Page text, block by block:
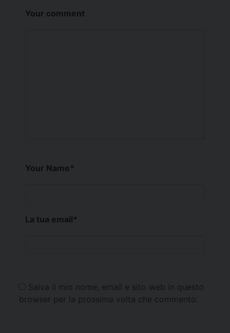
Your comment
Your Name*
La tua email*
Salva il mio nome, email e sito web in questo
browser per la prossima volta che commento.